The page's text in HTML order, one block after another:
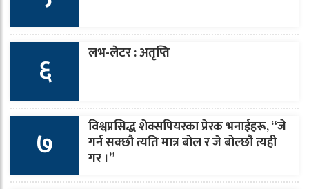
६ लभ-लेटर : अतृप्ति
७ विश्वप्रसिद्ध शेक्सपियरका प्रेरक भनाईहरू, “जे
गर्न सक्छौ त्यति मात्र बोल र जे बोल्छौ त्यही
गर ।”